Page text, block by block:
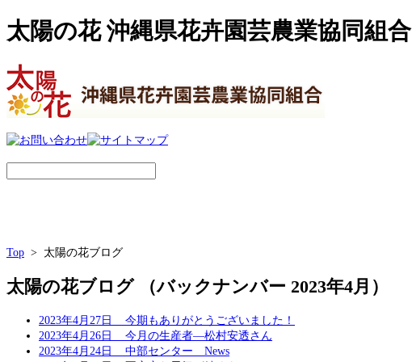
太陽の花 沖縄県花卉園芸農業協同組合
Top > 太陽の花ブログ
太陽の花ブログ （バックナンバー 2023年4月）
2023年4月27日
今期もありがとうございました！
2023年4月26日
今月の生産者―松村安透さん
2023年4月24日
中部センター News